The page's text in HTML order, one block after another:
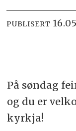
PUBLISERT
På søndag
og du er
kyrkja!